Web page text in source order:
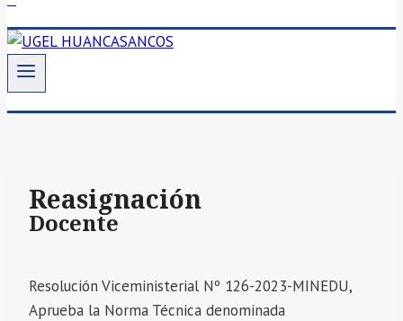
Reasignación
Docente
Resolución Viceministerial Nº 126-2023-MINEDU,
Aprueba la Norma Técnica denominada